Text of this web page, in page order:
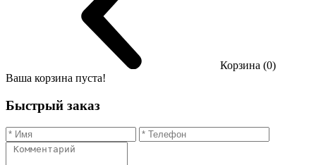
Корзина (0)
Ваша корзина пуста!
Быстрый заказ